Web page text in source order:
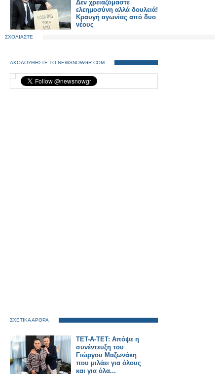
Δεν χρειαζόμαστε
ελεημοσύνη αλλά δουλειά!
Κραυγή αγωνίας από δυο
νέους
ΣΧΟΛΙΑΣΤΕ
ΑΚΟΛΟΥΘΗΣΤΕ ΤΟ NEWSNOWGR.COM
ΣΧΕΤΙΚΑ ΑΡΘΡΑ
ΤΕΤ-Α-ΤΕΤ: Απόψε η
συνέντευξη του
Γιώργου Μαζωνάκη
που μιλάει για όλους
και για όλα...